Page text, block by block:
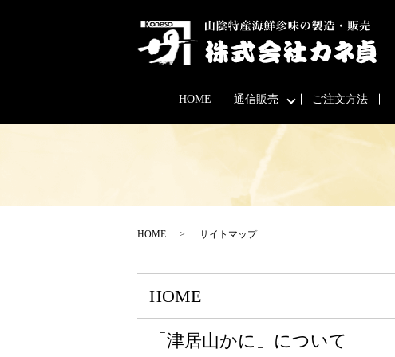
HOME 通信販売 ご注文方法
HOME サイトマップ
HOME
「津居山かに」について